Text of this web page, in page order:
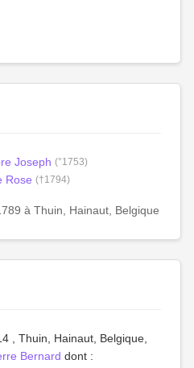
Joseph (°1753)
Rose (†1794)
à Thuin, Hainaut, Belgique
, Thuin, Hainaut, Belgique,
Bernard dont :